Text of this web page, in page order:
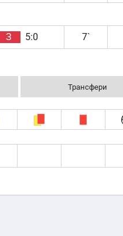
З 5:0 7`
Трансфери